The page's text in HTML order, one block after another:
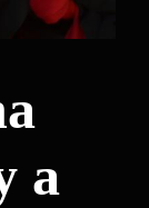
a